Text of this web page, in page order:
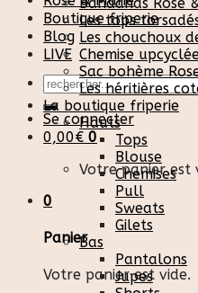
Boutique friperie
Blog
LIVE
Recherche
pour :
Se connecter
0,00€ 0
Votre panier est
0
Panier
Votre panier est vide.
Les tops
Les chouchoux
Chemise
Sac bohème
Les héritières
La boutique friperie
Hauts
Tops
Blouse
Chemises
Pull
Sweats
Gilets
Bas
Pantalons
Jupes